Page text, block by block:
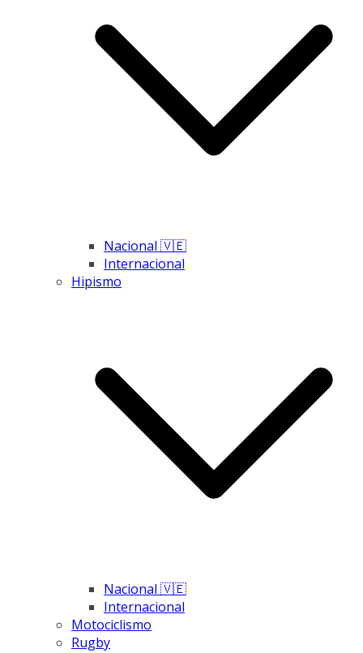
Nacional 🇻🇪
Internacional
Hipismo
Nacional 🇻🇪
Internacional
Motociclismo
Rugby